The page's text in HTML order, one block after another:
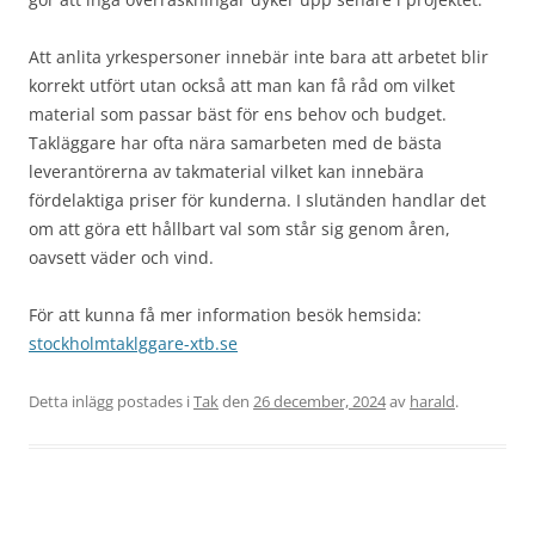
Att anlita yrkespersoner innebär inte bara att arbetet blir
korrekt utfört utan också att man kan få råd om vilket
material som passar bäst för ens behov och budget.
Takläggare har ofta nära samarbeten med de bästa
leverantörerna av takmaterial vilket kan innebära
fördelaktiga priser för kunderna. I slutänden handlar det
om att göra ett hållbart val som står sig genom åren,
oavsett väder och vind.
För att kunna få mer information besök hemsida:
stockholmtaklggare-xtb.se
Detta inlägg postades iTakden 26 december, 2024av harald.